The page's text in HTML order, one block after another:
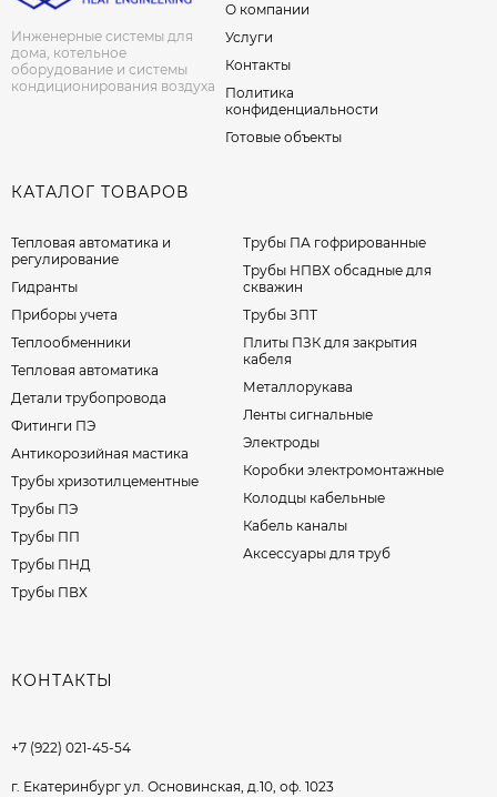
Инженерные системы для
дома, котельное
оборудование и системы
кондиционирования воздуха
О компании
Услуги
Контакты
Политика
конфиденциальности
Готовые объекты
КАТАЛОГ ТОВАРОВ
Тепловая автоматика и
регулирование
Гидранты
Приборы учета
Теплообменники
Тепловая автоматика
Детали трубопровода
Фитинги ПЭ
Антикорозийная мастика
Трубы хризотилцементные
Трубы ПЭ
Трубы ПП
Трубы ПНД
Трубы ПВХ
Трубы ПА гофрированные
Трубы НПВХ обсадные для
скважин
Трубы ЗПТ
Плиты ПЗК для закрытия
кабеля
Металлорукава
Ленты сигнальные
Электроды
Коробки электромонтажные
Колодцы кабельные
Кабель каналы
Аксессуары для труб
КОНТАКТЫ
+7 (922) 021-45-54
г. Екатеринбург ул. Основинская, д.10, оф. 1023